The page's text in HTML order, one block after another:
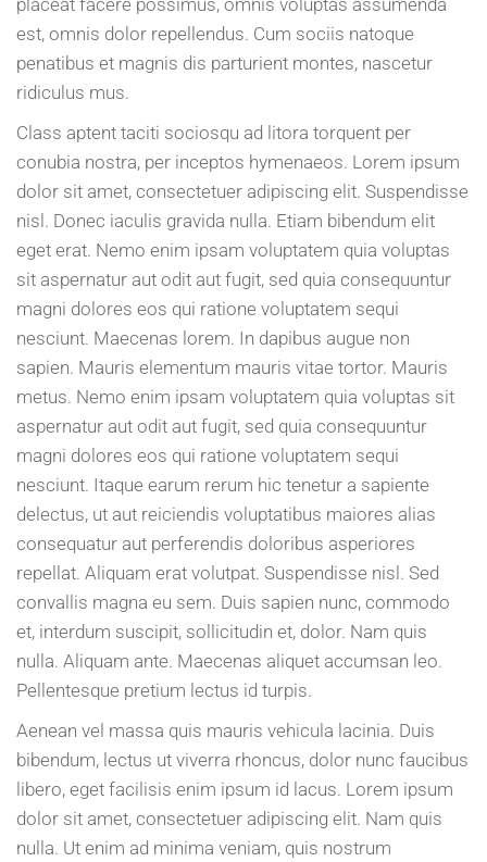
placeat facere possimus, omnis voluptas assumenda
est, omnis dolor repellendus. Cum sociis natoque
penatibus et magnis dis parturient montes, nascetur
ridiculus mus.
Class aptent taciti sociosqu ad litora torquent per
conubia nostra, per inceptos hymenaeos. Lorem ipsum
dolor sit amet, consectetuer adipiscing elit. Suspendisse
nisl. Donec iaculis gravida nulla. Etiam bibendum elit
eget erat. Nemo enim ipsam voluptatem quia voluptas
sit aspernatur aut odit aut fugit, sed quia consequuntur
magni dolores eos qui ratione voluptatem sequi
nesciunt. Maecenas lorem. In dapibus augue non
sapien. Mauris elementum mauris vitae tortor. Mauris
metus. Nemo enim ipsam voluptatem quia voluptas sit
aspernatur aut odit aut fugit, sed quia consequuntur
magni dolores eos qui ratione voluptatem sequi
nesciunt. Itaque earum rerum hic tenetur a sapiente
delectus, ut aut reiciendis voluptatibus maiores alias
consequatur aut perferendis doloribus asperiores
repellat. Aliquam erat volutpat. Suspendisse nisl. Sed
convallis magna eu sem. Duis sapien nunc, commodo
et, interdum suscipit, sollicitudin et, dolor. Nam quis
nulla. Aliquam ante. Maecenas aliquet accumsan leo.
Pellentesque pretium lectus id turpis.
Aenean vel massa quis mauris vehicula lacinia. Duis
bibendum, lectus ut viverra rhoncus, dolor nunc faucibus
libero, eget facilisis enim ipsum id lacus. Lorem ipsum
dolor sit amet, consectetuer adipiscing elit. Nam quis
nulla. Ut enim ad minima veniam, quis nostrum